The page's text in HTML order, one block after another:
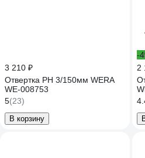
3 210 ₽
Отвертка PH 3/150мм WERA
WE-008753
5(23)
В корзину
-
2